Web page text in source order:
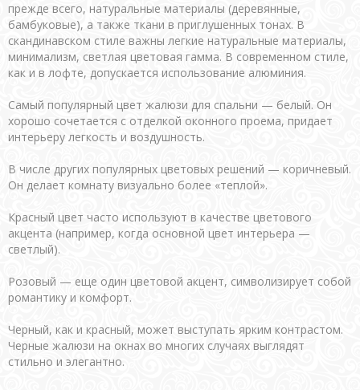
прежде всего, натуральные материалы (деревянные,
бамбуковые), а также ткани в приглушенных тонах. В
скандинавском стиле важны легкие натуральные материалы,
минимализм, светлая цветовая гамма. В современном стиле,
как и в лофте, допускается использование алюминия.
Самый популярный цвет жалюзи для спальни — белый. Он
хорошо сочетается с отделкой оконного проема, придает
интерьеру легкость и воздушность.
В числе других популярных цветовых решений — коричневый.
Он делает комнату визуально более «теплой».
Красный цвет часто используют в качестве цветового
акцента (например, когда основной цвет интерьера —
светлый).
Розовый — еще один цветовой акцент, символизирует собой
романтику и комфорт.
Черный, как и красный, может выступать ярким контрастом.
Черные жалюзи на окнах во многих случаях выглядят
стильно и элегантно.